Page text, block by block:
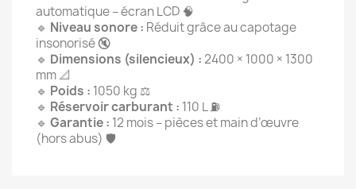
automatique – écran LCD 🧠
🔹 Niveau sonore : Réduit grâce au capotage
insonorisé 🔇
🔹 Dimensions (silencieux) :2400 × 1000 × 1300
mm 📐
🔹 Poids : 1050 kg ⚖️
🔹 Réservoir carburant : 110 L ⛽
🔹 Garantie : 12 mois – pièces et main d’œuvre
(hors abus) 🛡️